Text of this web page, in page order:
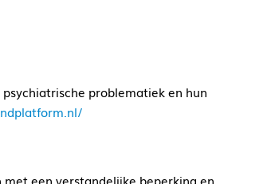
problematiek en hun
een verstandelijke beperking en